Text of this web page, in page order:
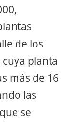
de los
cuya planta
más de 16
las
se